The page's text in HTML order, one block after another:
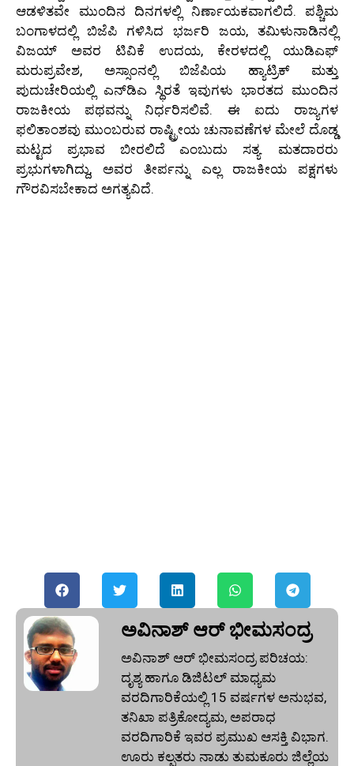
ಆಡಳಿತವೇ ಮುಂದಿನ ದಿನಗಳಲ್ಲಿ ನಿರ್ಣಾಯಕವಾಗಲಿದೆ. ಪಶ್ಚಿಮ
ಬಂಗಾಳದಲ್ಲಿ ಬಿಜೆಪಿ ಗಳಿಸಿದ ಭರ್ಜರಿ ಜಯ, ತಮಿಳುನಾಡಿನಲ್ಲಿ
ವಿಜಯ್ ಅವರ ಟಿವಿಕೆ ಉದಯ, ಕೇರಳದಲ್ಲಿ ಯುಡಿಎಫ್
ಮರುಪ್ರವೇಶ, ಅಸ್ಸಾಂನಲ್ಲಿ ಬಿಜೆಪಿಯ ಹ್ಯಾಟ್ರಿಕ್ ಮತ್ತು
ಪುದುಚೇರಿಯಲ್ಲಿ ಎನ್‌ಡಿಎ ಸ್ಥಿರತೆ ಇವುಗಳು ಭಾರತದ ಮುಂದಿನ
ರಾಜಕೀಯ ಪಥವನ್ನು ನಿರ್ಧರಿಸಲಿವೆ. ಈ ಐದು ರಾಜ್ಯಗಳ
ಫಲಿತಾಂಶವು ಮುಂಬರುವ ರಾಷ್ಟ್ರೀಯ ಚುನಾವಣೆಗಳ ಮೇಲೆ ದೊಡ್ಡ
ಮಟ್ಟದ ಪ್ರಭಾವ ಬೀರಲಿದೆ ಎಂಬುದು ಸತ್ಯ. ಮತದಾರರು
ಪ್ರಭುಗಳಾಗಿದ್ದು, ಅವರ ತೀರ್ಪನ್ನು ಎಲ್ಲ ರಾಜಕೀಯ ಪಕ್ಷಗಳು
ಗೌರವಿಸಬೇಕಾದ ಅಗತ್ಯವಿದೆ.
ಅವಿನಾಶ್‌ ಆರ್‌ ಭೀಮಸಂದ್ರ
ಅವಿನಾಶ್‌ ಆರ್‌ ಭೀಮಸಂದ್ರ ಪರಿಚಯ:
ದೃಶ್ಯ ಹಾಗೂ ಡಿಜಿಟಲ್ ಮಾಧ್ಯಮ
ವರದಿಗಾರಿಕೆಯಲ್ಲಿ 15 ವರ್ಷಗಳ ಅನುಭವ,
ತನಿಖಾ ಪತ್ರಿಕೋದ್ಯಮ, ಅಪರಾಧ
ವರದಿಗಾರಿಕೆ ಇವರ ಪ್ರಮುಖ ಆಸಕ್ತಿ ವಿಭಾಗ.
ಊರು ಕಲ್ಪತರು ನಾಡು ತುಮಕೂರು ಜಿಲ್ಲೆಯ